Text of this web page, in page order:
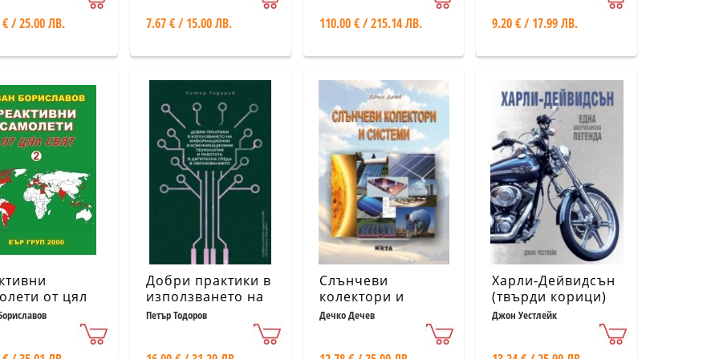
€ / 25.00 ЛВ. 7.67 € / 15.00 ЛВ. 110.00 € / 215.14 ЛВ. 9.20 € / 17.99 ЛВ.
от цял
Т.2
Добри практики в
използването на
информационни
комуникационни
Петър Тодоров
Слънчеви
колектори и
системи/ трето
Дечко Дечев
Харли-Дейвидсън
(твърди корици)
Джон Уестлейк